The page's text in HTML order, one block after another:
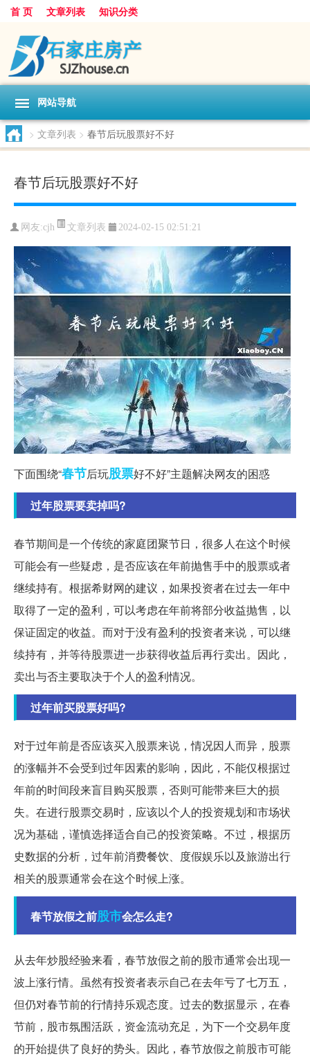
首 页 文章列表 知识分类
网站导航
> 文章列表 > 春节后玩股票好不好
春节后玩股票好不好
网友:cjh 文章列表 2024-02-15 02:51:21
下面围绕“春节后玩股票好不好”主题解决网友的困惑
过年股票要卖掉吗?
春节期间是一个传统的家庭团聚节日，很多人在这个时候
可能会有一些疑虑，是否应该在年前抛售手中的股票或者
继续持有。根据希财网的建议，如果投资者在过去一年中
取得了一定的盈利，可以考虑在年前将部分收益抛售，以
保证固定的收益。而对于没有盈利的投资者来说，可以继
续持有，并等待股票进一步获得收益后再行卖出。因此，
卖出与否主要取决于个人的盈利情况。
过年前买股票好吗?
对于过年前是否应该买入股票来说，情况因人而异，股票
的涨幅并不会受到过年因素的影响，因此，不能仅根据过
年前的时间段来盲目购买股票，否则可能带来巨大的损
失。在进行股票交易时，应该以个人的投资规划和市场状
况为基础，谨慎选择适合自己的投资策略。不过，根据历
史数据的分析，过年前消费餐饮、度假娱乐以及旅游出行
相关的股票通常会在这个时候上涨。
春节放假之前股市会怎么走?
从去年炒股经验来看，春节放假之前的股市通常会出现一
波上涨行情。虽然有投资者表示自己在去年亏了七万五，
但仍对春节前的行情持乐观态度。过去的数据显示，在春
节前，股市氛围活跃，资金流动充足，为下一个交易年度
的开始提供了良好的势头。因此，春节放假之前股市可能